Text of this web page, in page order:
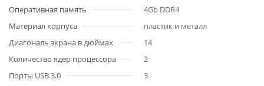
Оперативная память
4Gb DDR4
Материал корпуса
пластик и металл
Диагональ экрана в дюймах
14
Количество ядер процессора
2
Порты USB 3.0
3